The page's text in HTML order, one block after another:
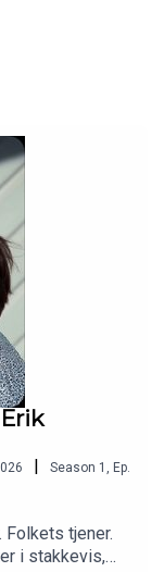
arbejds- og
økonomi- og
Bille tidligere
oplevelser fra
men fra
i 2022.
| Season 1 , Ep.
tjener.
i stakkevis,